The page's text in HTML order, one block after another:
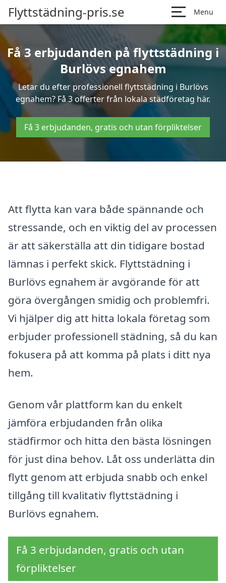
Flyttstädning-pris.se Menu
Få 3 erbjudanden på flyttstädning i
Burlövs egnahem
Letar du efter professionell flyttstädning i Burlövs
egnahem? Få 3 offerter från lokala städföretag här.
Få 3 erbjudanden, gratis och utan förpliktelser
Att flytta kan vara både spännande och
stressande, och en viktig del av processen
är att säkerställa att din tidigare bostad
lämnas i perfekt skick. Flyttstädning i
Burlövs egnahem är avgörande för att
göra övergången smidig och problemfri.
Vi hjälper dig att hitta lokala företag som
erbjuder professionell städning, så du kan
fokusera på att komma på plats i ditt nya
hem.
Genom vår plattform kan du enkelt
jämföra erbjudanden från olika
städfirmor och hitta den bästa lösningen
för just dina behov. Låt oss underlätta din
flytt genom att erbjuda snabb och enkel
tillgång till kvalitativ flyttstädning i
Burlövs egnahem.
Få 3 erbjudanden, gratis och utan
förpliktelser